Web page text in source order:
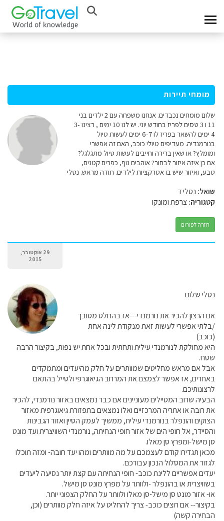
מומחי תיירות
שלום מומחים נכבדים. אנחנו משפחה עם 2 ילדים בני
11 ו 3 טסים לפריז בחודש יוני. יש לנו 10 ימים , רצינו 3-
4 ימים להשאר בפריז לו 6-7 ימים לעשות טיול
בנורמנדיה. מעדיפים טיולי כוכב, האם זה אפשרי
ומומלץ? או שאין ברירה וחייבים לעשות טיול מתגלגל?
אם כן איזה איזור לבחור? אוהבים נוף, כפרים קטנים,
טבע, ואיזור שיש בו אטרקציות לילדים. תודה מראש. נטלי
שואל: נטלי ד
קטגוריה:צרפת ומונקו
חזרה לפורום
29 אוקטובר,
2015
נטלי שלום
אם הרצון להכיר את נורמנדי---אז בהחלט מסובך
/בלתי אפשרי לעשות זאת מנקודת לינה אחת
(כוכב)
היא מחולקת לנורמנדי עילית ותחתית ובכל אחת יש נפות, בקיצור הרבה
שטח.
אבל אם מראש מחליטים שמוותרים על חלק מהיעדים ומתמקדים
באחרים, אז אפשר לצמצם את המרחב הגיאוגרפי ולטייל בהתאם
לרצונותיכם.
הבעיה שרוב המטיילים מעוניינים אם כבר נמצאים באזור נורמנדי, להכיר
את רובה או אתריה המרכזיים ואלו נמצאים בתפזורת גיאוגרפית מאזור
הצוקים והונפלר בנורמנדי עילית, ממשיך לעמק הסיין ואזור הגבינות
והסיידר, אל חופי הים של אזור חופי הנחיתה, נורמנדי השוויצרית ועד מונט
סן מישל-ומפרץ סן מאלו.
מכאן תגדירו קודם לעצמכם על מה מוותרים ומהו יעד חובה- ומזה תוכלו
לגזור את המסלול הנכון עבורכם.
יעדים אפשריים ללינת כוכב- חופי הנחיתה עם קצת יותר נסיעה ליעדים
בשוויצרית או בהונפלר -ולוותר על מפרץ מונט סן מישל.
או- אזור מונט סן מישל-סן מאלו ולוותר על החלק הצפוני יותר.
בקיצור-- אם רוצים כוכב- צריך להחליט על איזה חלק מוותרים (וכן,
הבחירה קשה)